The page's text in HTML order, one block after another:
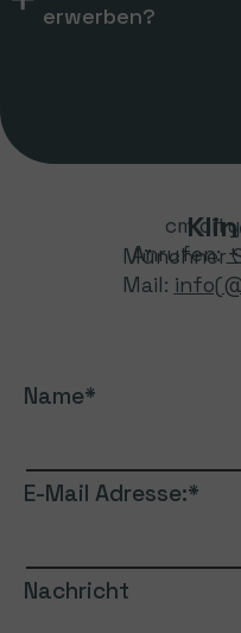
erwerben?
cm city
Münchner
Anrufen:
Mail:
Name
E-Mail Adresse:
Nachricht